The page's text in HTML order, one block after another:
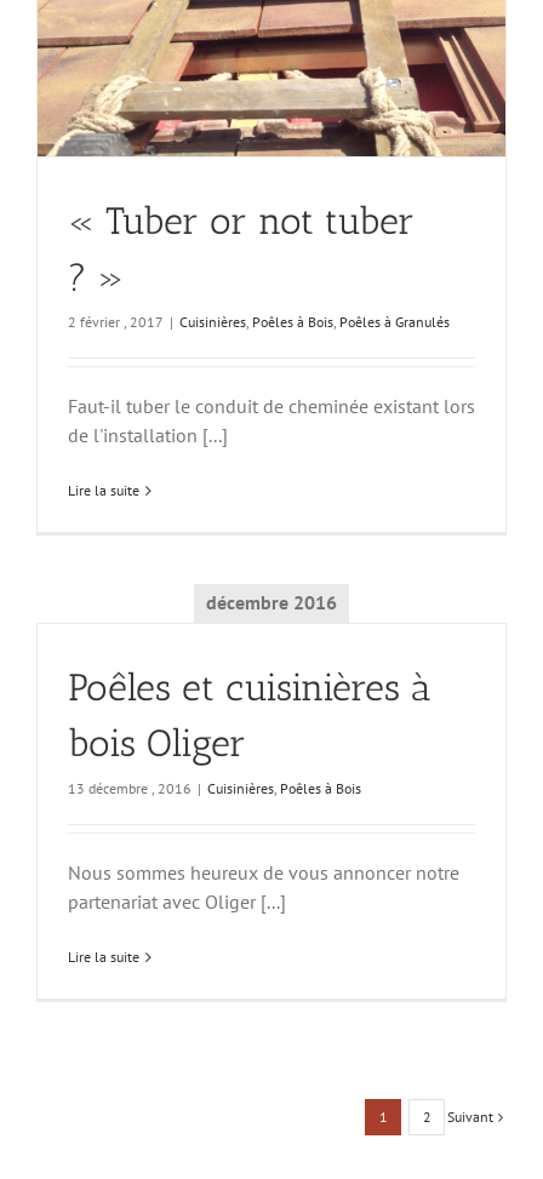
« Tuber or not tuber
? »
2 février , 2017 | Cuisinières Poêles à Bois Poêles à Granulés
Faut-il tuber le conduit de cheminée existant lors
de l'installation [...]
Lire la suite
décembre 2016
Poêles et cuisinières à
bois Oliger
13 décembre , 2016 | Cuisinières Poêles à Bois
Nous sommes heureux de vous annoncer notre
partenariat avec Oliger [...]
Lire la suite
1 2 Suivant